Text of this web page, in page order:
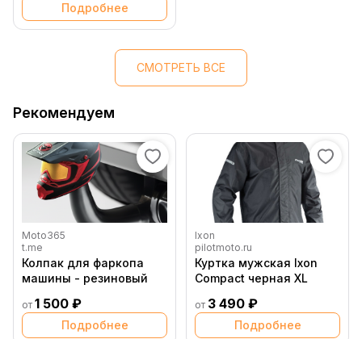
Подробнее
СМОТРЕТЬ ВСЕ
Рекомендуем
Moto365
t.me
Колпак для фаркопа
машины - резиновый
от 1 500 ₽
Подробнее
Ixon
pilotmoto.ru
Куртка мужская Ixon
Compact черная XL
от 3 490 ₽
Подробнее